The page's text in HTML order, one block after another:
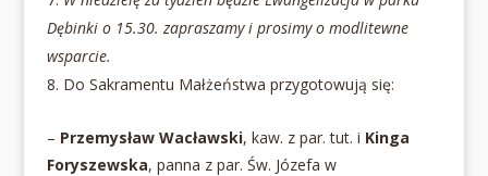
Dębinki o 15.30. zapraszamy i prosimy o modlitewne
wsparcie.
Do Sakramentu Małżeństwa przygotowują się:
– Przemysław Wacławski, kaw. z par. tut. i Kinga
Foryszewska, panna z par. Św. Józefa w